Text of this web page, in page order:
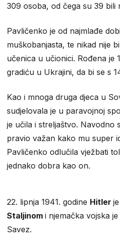
309 osoba, od čega su 39 bili
Pavličenko je od najmlađe
muškobanjasta, te nikad nije
učenica u učionici. Rođena je
gradiću u Ukrajini, da bi se s
Kao i mnoga druga djeca u
sudjelovala je u paravojnoj
je učila i streljaštvo. Navodno
pravio važan kako mu super
Pavličenko odlučila vježbati
jednako dobra kao on.
22. lipnja 1941. godine Hitler
Staljinom i njemačka vojska
Savez.